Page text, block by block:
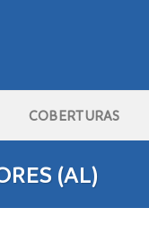
COBERTURAS
(AL)